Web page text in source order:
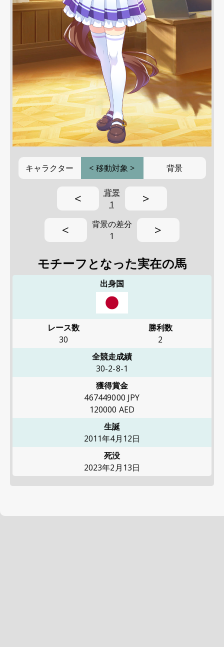
キャラクター < 移動対象 > 背景
<
背景
1
>
<
背景の差分
1
>
モチーフとなった実在の馬
出身国
レース数
30
勝利数
2
全競走成績
30-2-8-1
獲得賞金
467449000 JPY
120000 AED
生誕
2011年4月12日
死没
2023年2月13日